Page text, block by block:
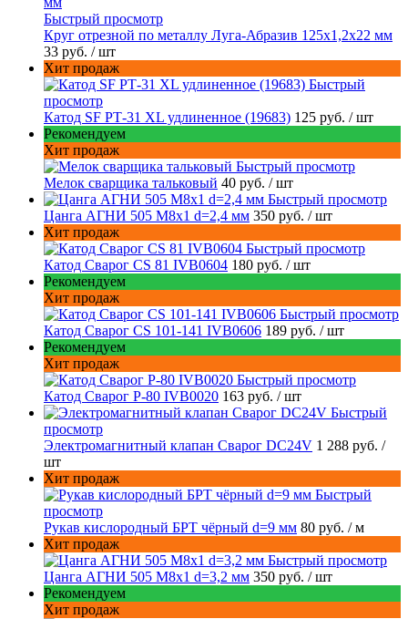
Быстрый просмотр
Круг отрезной по металлу Луга-Абразив 125x1,2x22 мм
33 руб. / шт
Хит продаж
Быстрый
просмотр
Катод SF РТ-31 XL удлиненное (19683) 125 руб. / шт
Рекомендуем
Хит продаж
Быстрый просмотр
Мелок сварщика тальковый 40 руб. / шт
Быстрый просмотр
Цанга АГНИ 505 М8х1 d=2,4 мм 350 руб. / шт
Хит продаж
Быстрый просмотр
Катод Сварог CS 81 IVB0604 180 руб. / шт
Рекомендуем
Хит продаж
Быстрый просмотр
Катод Сварог CS 101-141 IVB0606 189 руб. / шт
Рекомендуем
Хит продаж
Быстрый просмотр
Катод Сварог P-80 IVB0020 163 руб. / шт
Быстрый
просмотр
Электромагнитный клапан Сварог DC24V 1 288 руб. /
шт
Хит продаж
Быстрый
просмотр
Рукав кислородный БРТ чёрный d=9 мм 80 руб. / м
Хит продаж
Быстрый просмотр
Цанга АГНИ 505 М8х1 d=3,2 мм 350 руб. / шт
Рекомендуем
Хит продаж